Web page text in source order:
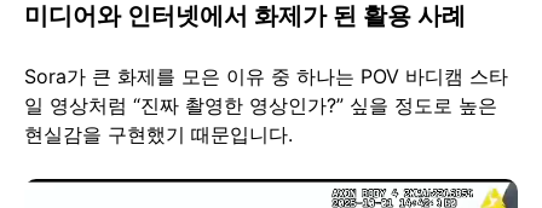
미디어와 인터넷에서 화제가 된 활용 사례
Sora가 큰 화제를 모은 이유 중 하나는 POV 바디캠 스타
일 영상처럼 “진짜 촬영한 영상인가?” 싶을 정도로 높은
현실감을 구현했기 때문입니다.